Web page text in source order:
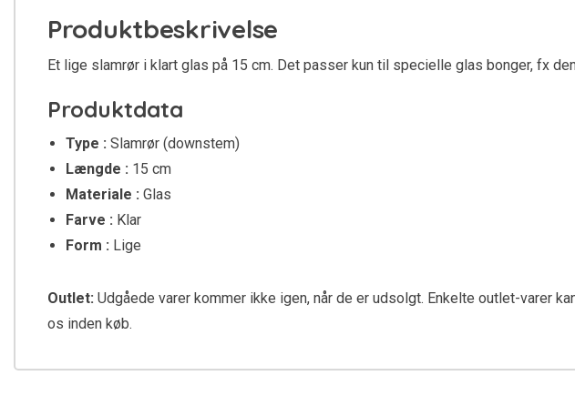
Produktbeskrivelse
Et lige slamrør i klart glas på 15 cm. Det passer kun til specielle glas bonger, fx
Produktdata
Type : Slamrør (downstem)
Længde : 15 cm
Materiale : Glas
Farve : Klar
Form : Lige
Outlet: Udgåede varer kommer ikke igen, når de er udsolgt. Enkelte outlet-varer
os inden køb.